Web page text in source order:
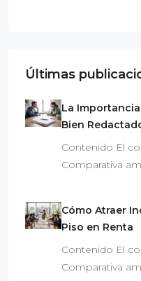
Últimas
La
Bien
Contenido El
Comparativa
Cómo Atraer
Piso en Renta
Contenido El
Comparativa